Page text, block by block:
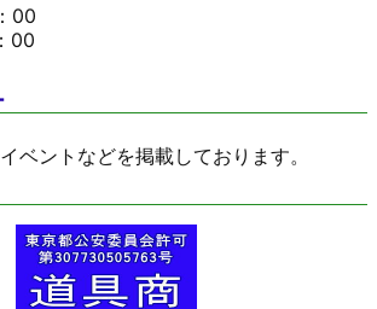
00
00
ベントなどを掲載しております。